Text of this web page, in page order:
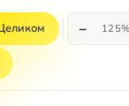
− 125%